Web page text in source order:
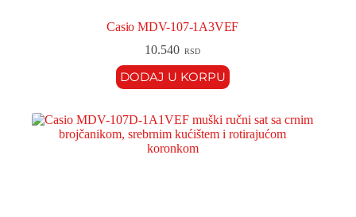
Casio MDV-107-1A3VEF
10.540 RSD
DODAJ U KORPU